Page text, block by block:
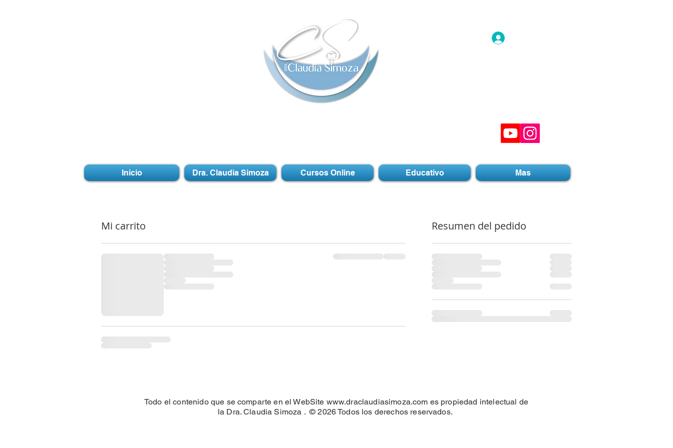
Inicio Dra. Claudia Simoza Cursos Online Educativo Mas
Mi carrito Resumen del pedido
Todo el contenido que se comparte en el WebSite www.draclaudiasimoza.com es propiedad intelectual de
la Dra. Claudia Simoza . © 2026 Todos los derechos reservados.